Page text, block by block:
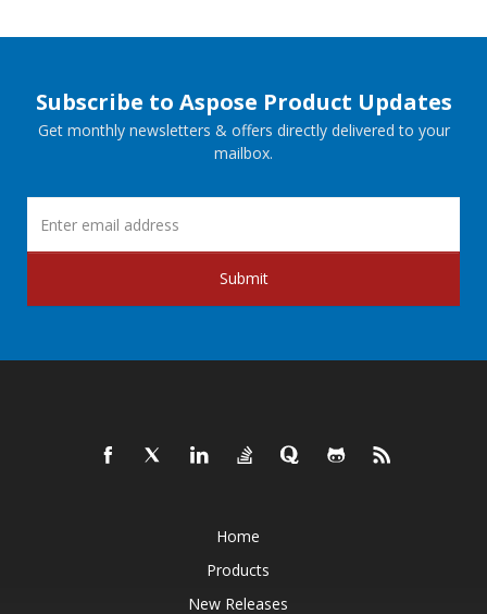
Subscribe to Aspose Product Updates
Get monthly newsletters & offers directly delivered to your
mailbox.
Submit
Home
Products
New Releases